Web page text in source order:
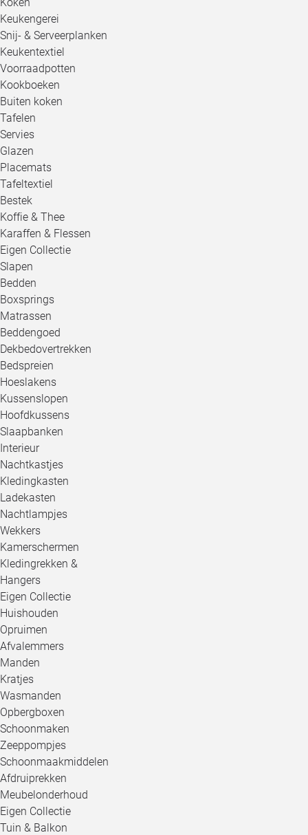
Keukengerei
Snij- & Serveerplanken
Keukentextiel
Voorraadpotten
Kookboeken
Buiten koken
Tafelen
Servies
Glazen
Placemats
Tafeltextiel
Bestek
Koffie & Thee
Karaffen & Flessen
Eigen Collectie
Slapen
Bedden
Boxsprings
Matrassen
Beddengoed
Dekbedovertrekken
Bedspreien
Hoeslakens
Kussenslopen
Hoofdkussens
Slaapbanken
Interieur
Nachtkastjes
Kledingkasten
Ladekasten
Nachtlampjes
Wekkers
Kamerschermen
Kledingrekken &
Hangers
Eigen Collectie
Huishouden
Opruimen
Afvalemmers
Manden
Kratjes
Wasmanden
Opbergboxen
Schoonmaken
Zeeppompjes
Schoonmaakmiddelen
Afdruiprekken
Meubelonderhoud
Eigen Collectie
Tuin & Balkon